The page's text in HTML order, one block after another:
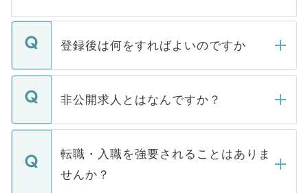
登録後は何をすればよいのですか
ご登録いただきましたら、弊社担当者がご
登録内容を確認し、その後メールもしくは
ます。通常、5営業日以内にはご連絡をせて
いただきますので、しばらくお待ちくださ
非公開求人とはなんですか？
マイナビDOCTORで取り扱っている求人の
うち約3割は、Webサイトからご覧いただ
けない「非公開求人」です。非公開求人は
下記の理由によって、一般には公開してい
転職・入職を強要されることはありま
せんか？